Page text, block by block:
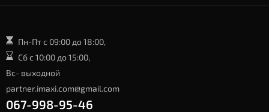
Пн-Пт с 09:00 до 18:00,
Сб с 10:00 до 15:00,
Вс- выходной
partner.imaxi.com@gmail.com
067-998-95-46